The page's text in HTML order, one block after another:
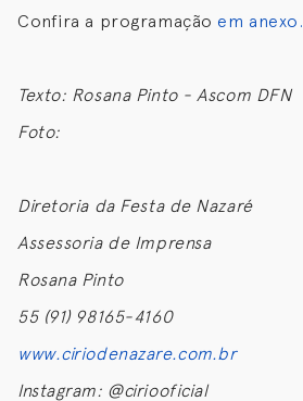
Confira a programação em anexo.
Texto: Rosana Pinto - Ascom DFN
Foto:
Diretoria da Festa de Nazaré
Assessoria de Imprensa
Rosana Pinto
55 (91) 98165-4160
www.ciriodenazare.com.br
Instagram: @ciriooficial